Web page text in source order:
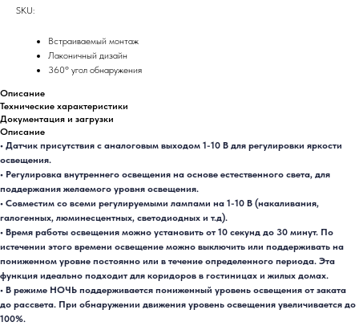
SKU:
Встраиваемый монтаж
Лаконичный дизайн
360º угол обнаружения
Описание
Технические характеристики
Документация и загрузки
Описание
• Датчик присутствия с аналоговым выходом 1-10 В для регулировки яркости
освещения.
• Регулировка внутреннего освещения на основе естественного света, для
поддержания желаемого уровня освещения.
• Совместим со всеми регулируемыми лампами на 1-10 В (накаливания,
галогенных, люминесцентных, светодиодных и т.д).
• Время работы освещения можно установить от 10 секунд до 30 минут. По
истечении этого времени освещение можно выключить или поддерживать на
пониженном уровне постоянно или в течение определенного периода. Эта
функция идеально подходит для коридоров в гостиницах и жилых домах.
• В режиме НОЧЬ поддерживается пониженный уровень освещения от заката
до рассвета. При обнаружении движения уровень освещения увеличивается до
100%.